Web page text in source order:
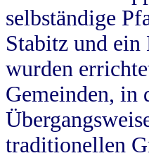
selbständige
Stabitz und
wurden
Gemeinden, in
traditionellen